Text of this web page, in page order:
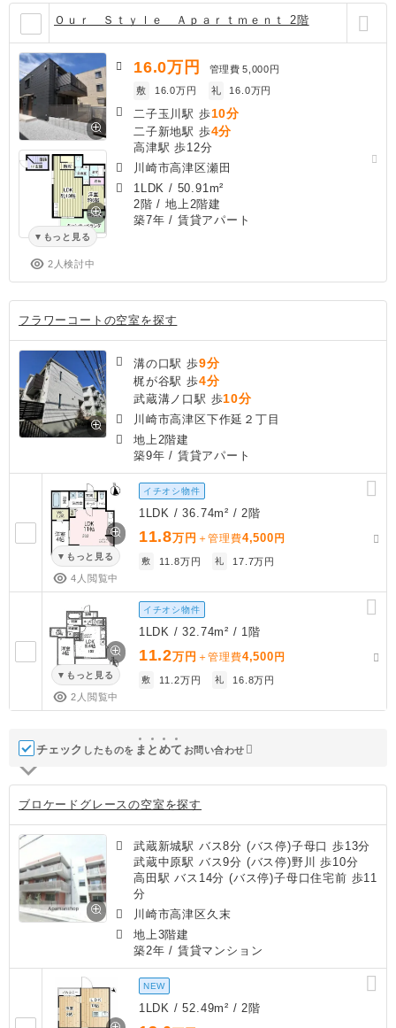
Ｏｕｒ Ｓｔｙｌｅ Ａｐａｒｔｍｅｎｔ 2階
もっと見る
2人検討中
16.0万円 管理費 5,000円
敷
16.0万円 礼 16.0万円
二子玉川駅 歩10分
二子新地駅 歩4分
高津駅 歩12分
川崎市高津区瀬田
1LDK / 50.91m²
2階 / 地上2階建
築7年 / 賃貸アパート
フラワーコートの空室を探す
溝の口駅 歩9分
梶が谷駅 歩4分
武蔵溝ノ口駅 歩10分
川崎市高津区下作延２丁目
地上2階建
築9年 / 賃貸アパート
もっと見る
4人閲覧中
イチオシ物件
1LDK / 36.74m² / 2階
11.8万円 ＋管理費4,500 円
敷 11.8万円 礼 17.7万円
もっと見る
2人閲覧中
イチオシ物件
1LDK / 32.74m² / 1階
11.2万円 ＋管理費4,500 円
敷 11.2万円 礼 16.8万円
チェック したものを ま と めて お問い合わせ
ブロケードグレースの空室を探す
武蔵新城駅 バス8分 (バス停)子母口 歩13分
武蔵中原駅 バス9分 (バス停)野川 歩10分
高田駅 バス14分 (バス停)子母口住宅前 歩11
分
川崎市高津区久末
地上3階建
築2年 / 賃貸マンション
NEW
1LDK / 52.49m² / 2階